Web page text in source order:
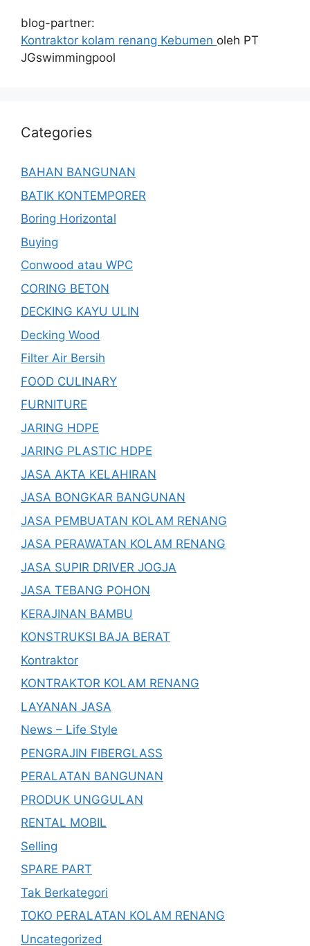
blog-partner:
Kontraktor kolam renang Kebumen oleh PT
JGswimmingpool
Categories
BAHAN BANGUNAN
BATIK KONTEMPORER
Boring Horizontal
Buying
Conwood atau WPC
CORING BETON
DECKING KAYU ULIN
Decking Wood
Filter Air Bersih
FOOD CULINARY
FURNITURE
JARING HDPE
JARING PLASTIC HDPE
JASA AKTA KELAHIRAN
JASA BONGKAR BANGUNAN
JASA PEMBUATAN KOLAM RENANG
JASA PERAWATAN KOLAM RENANG
JASA SUPIR DRIVER JOGJA
JASA TEBANG POHON
KERAJINAN BAMBU
KONSTRUKSI BAJA BERAT
Kontraktor
KONTRAKTOR KOLAM RENANG
LAYANAN JASA
News – Life Style
PENGRAJIN FIBERGLASS
PERALATAN BANGUNAN
PRODUK UNGGULAN
RENTAL MOBIL
Selling
SPARE PART
Tak Berkategori
TOKO PERALATAN KOLAM RENANG
Uncategorized